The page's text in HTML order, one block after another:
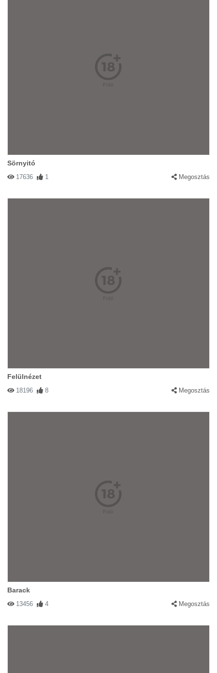
Sörnyitó
17636 1 Megosztás
Felülnézet
18196 8 Megosztás
Barack
13456 4 Megosztás